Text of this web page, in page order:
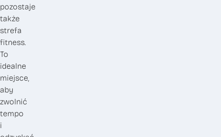
pozostaje
także
strefa
fitness.
To
idealne
miejsce,
aby
zwolnić
tempo
i